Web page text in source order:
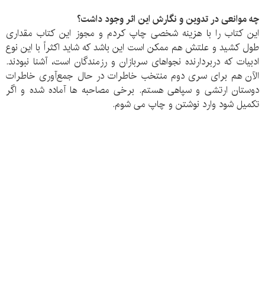
چه موانعی در تدوین و نگارش این اثر وجود داشت؟
این کتاب را با هزینه شخصی چاپ کردم و مجوز این کتاب مقداری
طول کشید و علتش هم ممکن است این باشد که شاید اکثراً با این نوع
ادبیات که دربردارنده نجواهای سربازان و رزمندگان است، آشنا نبودند.
الآن هم برای سری دوم منتخب خاطرات در حال جمع‌آوری خاطرات
دوستان ارتشی و سپاهی هستم. برخی مصاحبه ها آماده شده و اگر
تکمیل شود وارد نوشتن و چاپ می شوم.